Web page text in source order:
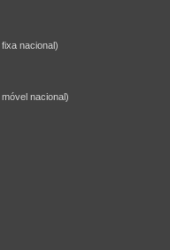
nacional)
nacional)